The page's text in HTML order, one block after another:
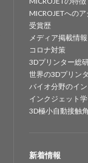
MICROJETへの
受賞歴
メディア掲載情報
コロナ対策
3Dプリンター総
世界の3Dプリン
バイオ分野のイ
インクジェット
3D極小自動接触
新着情報